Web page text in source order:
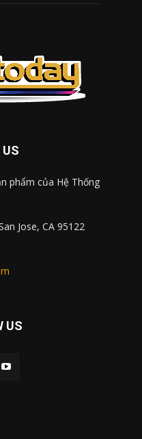
phẩm của Hệ Thống
Jose, CA 95122
US